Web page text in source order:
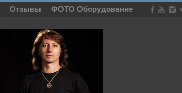
Отзывы ФОТО Оборудование